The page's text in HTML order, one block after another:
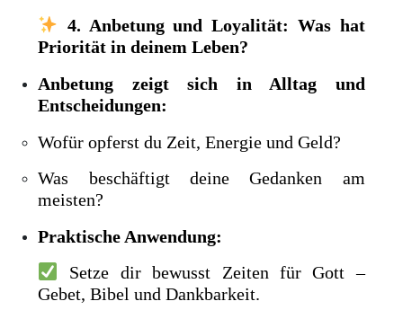
4. Anbetung und Loyalität: Was hat
Priorität in deinem Leben?
Anbetung zeigt sich in Alltag und
Entscheidungen:
Wofür opferst du Zeit, Energie und Geld?
Was beschäftigt deine Gedanken am
meisten?
Praktische Anwendung:
Setze dir bewusst Zeiten für Gott –
Gebet, Bibel und Dankbarkeit.